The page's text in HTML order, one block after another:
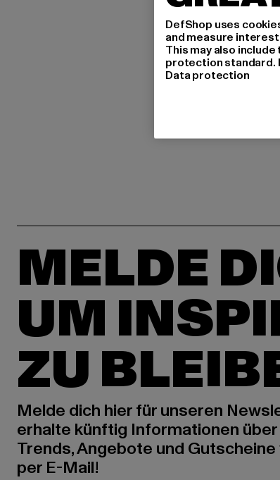
MELDE
UM
ZU
Melde dich hier für unseren
erhalte künftig Informationen
Trends, Angebote und
per E-Mail!
DefShop uses
and measure
This may also
protection standard.
Data protection